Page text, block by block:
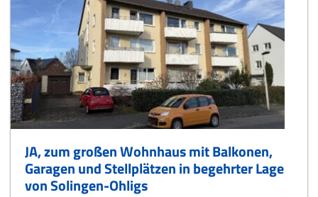
JA, zum großen Wohnhaus mit Balkonen,
Garagen und Stellplätzen in begehrter Lage
von Solingen-Ohligs